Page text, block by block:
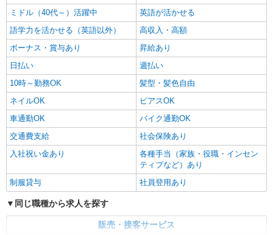
ミドル（40代～）活躍中
英語が活かせる
語学力を活かせる（英語以外）
高収入・高額
ボーナス・賞与あり
昇給あり
日払い
週払い
10時～勤務OK
髪型・髪色自由
ネイルOK
ピアスOK
車通勤OK
バイク通勤OK
交通費支給
社会保険あり
入社祝い金あり
各種手当（家族・役職・インセン
ティブなど）あり
制服貸与
社員登用あり
同じ職種から求人を探す
販売・接客サービス